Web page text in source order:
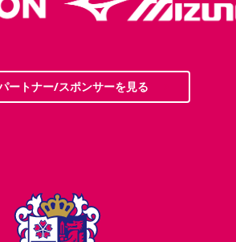
ートナー/スポンサーを見る